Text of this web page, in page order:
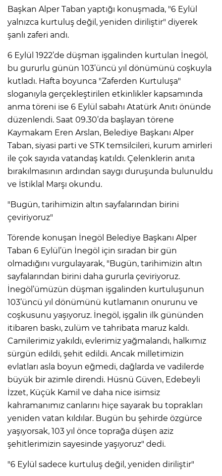
Başkan Alper Taban yaptığı konuşmada, "6 Eylül
yalnızca kurtuluş değil, yeniden diriliştir" diyerek
şanlı zaferi andı.
6 Eylül 1922’de düşman işgalinden kurtulan İnegöl,
bu gururlu günün 103’üncü yıl dönümünü coşkuyla
kutladı. Hafta boyunca "Zaferden Kurtuluşa"
sloganıyla gerçekleştirilen etkinlikler kapsamında
anma töreni ise 6 Eylül sabahı Atatürk Anıtı önünde
düzenlendi. Saat 09.30’da başlayan törene
Kaymakam Eren Arslan, Belediye Başkanı Alper
Taban, siyasi parti ve STK temsilcileri, kurum amirleri
ile çok sayıda vatandaş katıldı. Çelenklerin anıta
bırakılmasının ardından saygı duruşunda bulunuldu
ve İstiklal Marşı okundu.
"Bugün, tarihimizin altın sayfalarından birini
çeviriyoruz"
Törende konuşan İnegöl Belediye Başkanı Alper
Taban 6 Eylül’ün İnegöl için sıradan bir gün
olmadığını vurgulayarak, "Bugün, tarihimizin altın
sayfalarından birini daha gururla çeviriyoruz.
İnegöl’ümüzün düşman işgalinden kurtuluşunun
103’üncü yıl dönümünü kutlamanın onurunu ve
coşkusunu yaşıyoruz. İnegöl, işgalin ilk gününden
itibaren baskı, zulüm ve tahribata maruz kaldı.
Camilerimiz yakıldı, evlerimiz yağmalandı, halkımız
sürgün edildi, şehit edildi. Ancak milletimizin
evlatları asla boyun eğmedi, dağlarda ve vadilerde
büyük bir azimle direndi. Hüsnü Güven, Edebeyli
İzzet, Küçük Kamil ve daha nice isimsiz
kahramanımız canlarını hiçe sayarak bu toprakları
yeniden vatan kıldılar. Bugün bu şehirde özgürce
yaşıyorsak, 103 yıl önce toprağa düşen aziz
şehitlerimizin sayesinde yaşıyoruz" dedi.
"6 Eylül sadece kurtuluş değil, yeniden diriliştir"